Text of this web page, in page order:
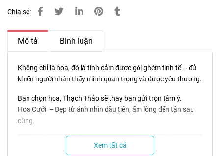
Chia sẻ:
Mô tả Bình luận
Không chỉ là hoa, đó là tình cảm được gói ghém tinh tế – đủ
khiến người nhận thấy mình quan trọng và được yêu thương.
Bạn chọn hoa, Thạch Thảo sẽ thay bạn gửi trọn tâm ý.
Hoa Cưới – Đẹp từ ánh nhìn đầu tiên, ấm lòng đến tận sau
cùng.
Xem tất cả